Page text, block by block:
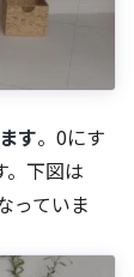
す。0にす
。下図は
っていま